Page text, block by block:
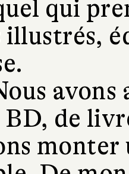
qui
illustrés,
avons
de
monter